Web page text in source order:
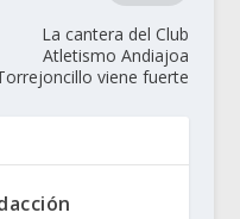
La cantera del Club
Atletismo Andiajoa
viene fuerte